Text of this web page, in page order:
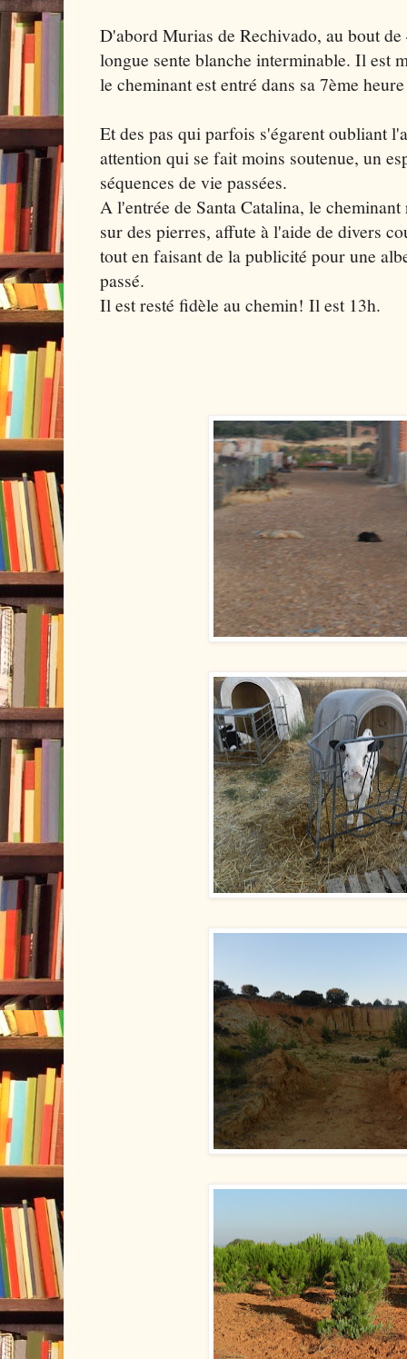
D'abord Murias de Rechivado, au bout
longue sente blanche interminable. Il est
le cheminant est entré dans sa 7ème
Et des pas qui parfois s'égarent oubliant
attention qui se fait moins soutenue, un
séquences de vie passées.
A l'entrée de Santa Catalina, le
sur des pierres, affute à l'aide de divers
tout en faisant de la publicité pour une
passé.
Il est resté fidèle au chemin! Il est 13h.